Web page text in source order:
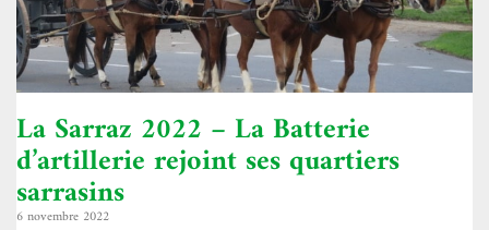
La Sarraz 2022 – La Batterie
d’artillerie rejoint ses quartiers
sarrasins
6 novembre 2022